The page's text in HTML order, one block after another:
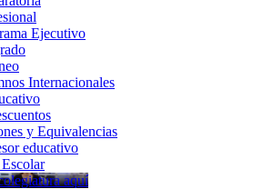
Ejecutivo
Internacionales
y Equivalencias
educativo
aquí